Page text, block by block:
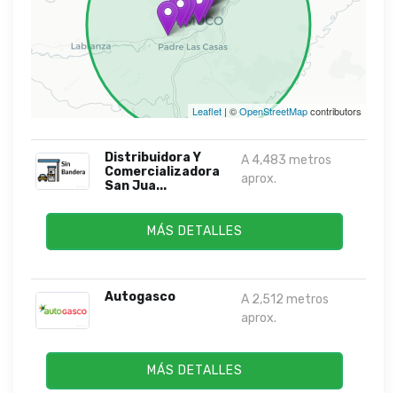
Leaflet | ©OpenStreetMapcontributors
Distribuidora Y
Comercializadora
San Jua...
A 4,483 metros
aprox.
MÁS DETALLES
Autogasco
A 2,512 metros
aprox.
MÁS DETALLES